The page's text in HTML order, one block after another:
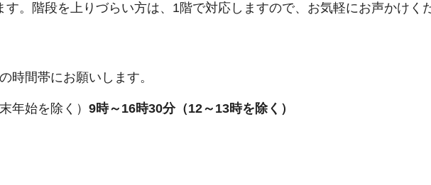
。階段を上りづらい方は、1階で対応しますので、お気軽にお声かけく
時間帯にお願いします。
年始を除く） 9時～16時30分（12～13時を除く）